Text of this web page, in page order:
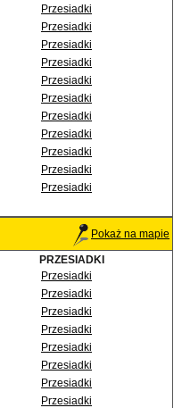
Przesiadki
Przesiadki
Przesiadki
Przesiadki
Przesiadki
Przesiadki
Przesiadki
Przesiadki
Przesiadki
Przesiadki
Przesiadki
Pokaż na mapie
PRZESIADKI
Przesiadki
Przesiadki
Przesiadki
Przesiadki
Przesiadki
Przesiadki
Przesiadki
Przesiadki